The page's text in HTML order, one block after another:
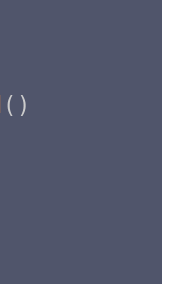
( )